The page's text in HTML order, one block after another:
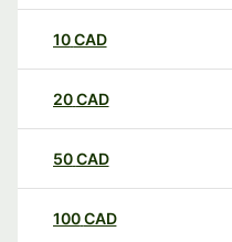
10CAD
20CAD
50CAD
100CAD